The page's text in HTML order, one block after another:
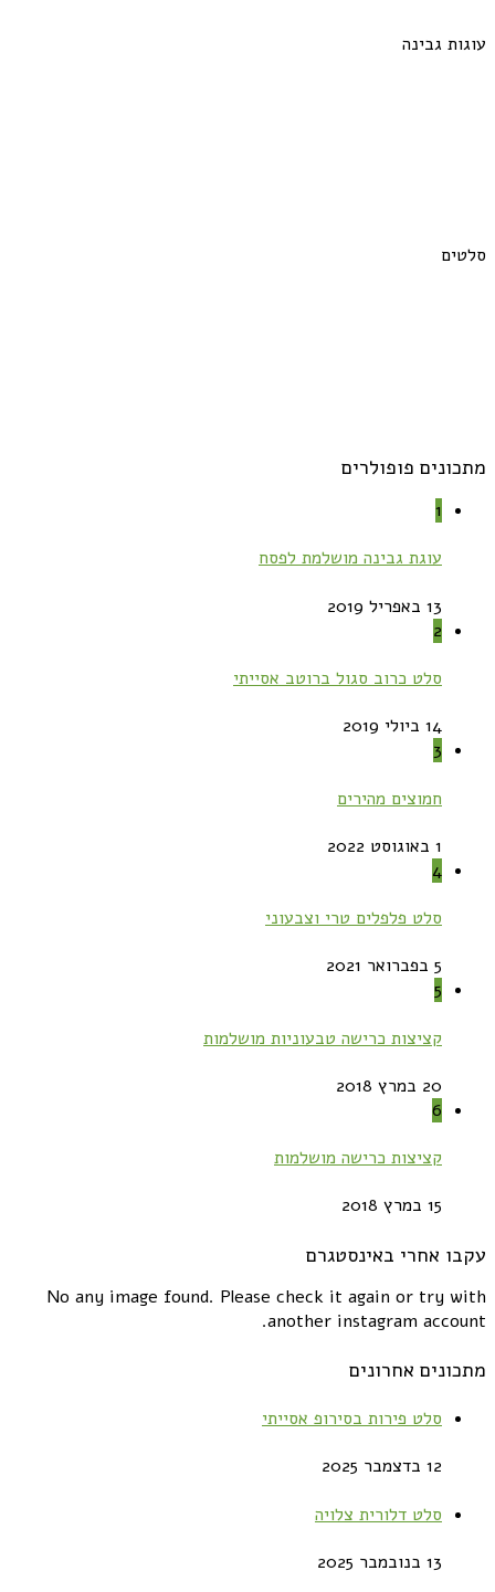
עוגות גבינה
סלטים
מתכונים פופולרים
1
עוגת גבינה מושלמת לפסח
13 באפריל 2019
2
סלט כרוב סגול ברוטב אסייתי
14 ביולי 2019
3
חמוצים מהירים
1 באוגוסט 2022
4
סלט פלפלים טרי וצבעוני
5 בפברואר 2021
5
קציצות כרישה טבעוניות מושלמות
20 במרץ 2018
6
קציצות כרישה מושלמות
15 במרץ 2018
עקבו אחרי באינסטגרם
No any image found. Please check it again or try with
another instagram account.
מתכונים אחרונים
סלט פירות בסירופ אסייתי
12 בדצמבר 2025
סלט דלורית צלויה
13 בנובמבר 2025